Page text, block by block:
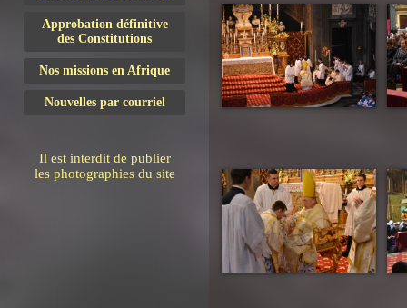
Approbation définitive
des Constitutions
Nos missions en Afrique
Nouvelles par courriel
Il est interdit de publier
les photographies du site